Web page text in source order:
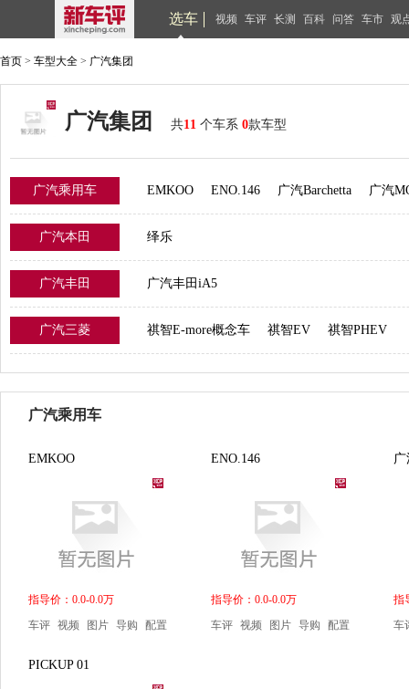
选车 视频 车评 长测 百科 问答 车市 观
首页 > 车型大全 > 广汽集团
广汽集团 共11 个车系 0款车型
广汽乘用车 EMKOO ENO.146 广汽Barchetta 广汽
广汽本田 绎乐
广汽丰田 广汽丰田iA5
广汽三菱 祺智E-more概念车 祺智EV 祺智PHEV
广汽乘用车
EMKOO
指导价：0.0-0.0万
车评 视频 图片 导购 配置
ENO.146
指导价：0.0-0.0万
车评 视频 图片 导购 配置
广
指
车
PICKUP 01